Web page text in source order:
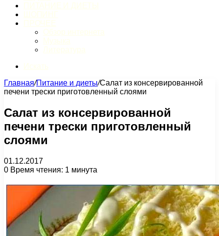
Главная/Питание и диеты/Салат из консервированной
печени трески приготовленный слоями
Салат из консервированной
печени трески приготовленный
слоями
01.12.2017
0 Время чтения: 1 минута